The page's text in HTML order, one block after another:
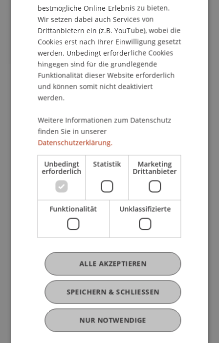
eLearning werden mehrere
Fallstudienuntersuchungen durchgeführt. Die
Ergebnisse zeigen, wie eLearning in Institutionen
nachhaltig zu verankern ist.
Beteiligte Einrichtungen
Hilti Lehrstuhl für Business Process Management
Projektleitung
Projektbeteiligte
Prof. Dr. Jan vom Brocke
Projektleiter
Publikationen
Beiträge in wissenschaftlichen
Fachzeitschriften (4)
Herausgegebener Sammelband (1)
bestmögliche Online-Erlebnis zu bieten.
Wir setzen dabei auch Services von
Drittanbietern ein (z.B. YouTube), wobei die
Cookies erst nach Ihrer Einwilligung gesetzt
werden. Unbedingt erforderliche Cookies
hingegen sind für die grundlegende
Funktionalität dieser Website erforderlich
und können somit nicht deaktiviert
werden.
Weitere Informationen zum Datenschutz
finden Sie in unserer
Datenschutzerklärung.
Unbedingt
erforderlich
Statistik Marketing
Drittanbieter
Funktionalität Unklassifizierte
SPEICHERN & SCHLIESSEN
ALLE AKZEPTIEREN
NUR NOTWENDIGE